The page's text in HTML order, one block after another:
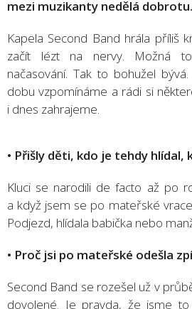
mezi muzikanty nedělá
Kapela Second Band hrála příliš
začít lézt na nervy. Možná
načasování. Tak to bohužel
dobu vzpomínáme a rádi si
i dnes zahrajeme.
• Přišly děti, kdo je tehdy hlídal,
Kluci se narodili de facto až po
a když jsem se po mateřské
Podjezd, hlídala babička nebo
• Proč jsi po mateřské odešla
Second Band se rozešel už v
dovolené. Je pravda, že jsme